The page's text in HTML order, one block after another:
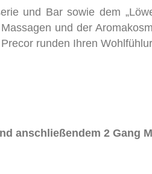
und Bar sowie dem
und der
runden Ihren
anschließendem 2 Gang